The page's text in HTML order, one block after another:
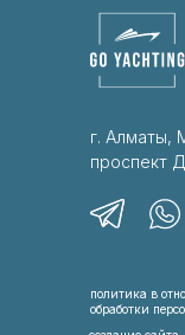
г. Алматы,
проспект
политика в
обработки